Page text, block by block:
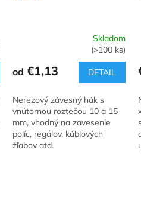
produktu
je
z
5
hviezdičiek.
Skladom
(>100 ks)
od €1,13 DETAIL
Nerezový závesný hák s
vnútornou roztečou 10 a 15
mm, vhodný na zavesenie
políc, regálov, káblových
žľabov atď.
z